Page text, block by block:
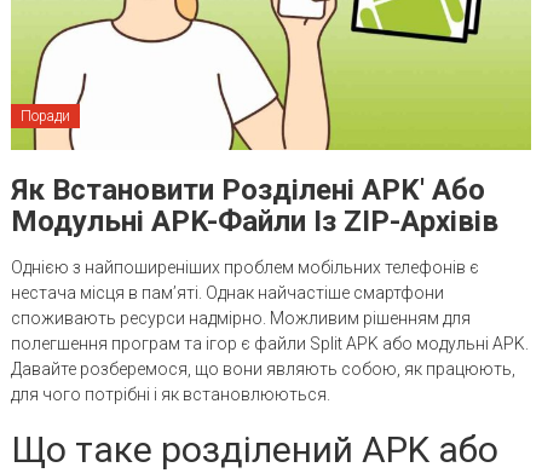
Поради
Як Встановити Розділені APK' Або
Модульні APK-Файли Із ZIP-Архівів
Однією з найпоширеніших проблем мобільних телефонів є
нестача місця в пам’яті. Однак найчастіше смартфони
споживають ресурси надмірно. Можливим рішенням для
полегшення програм та ігор є файли Split APK або модульні APK.
Давайте розберемося, що вони являють собою, як працюють,
для чого потрібні і як встановлюються.
Що таке розділений APK або